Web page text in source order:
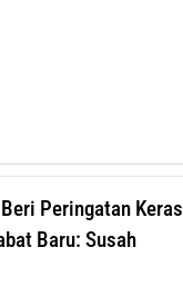
Peringatan Keras
Baru: Susah